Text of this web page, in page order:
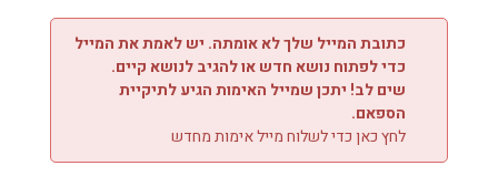
דילוג לתוכן
כתובת המייל שלך לא אומתה. יש לאמת את המייל
כדי לפתוח נושא חדש או להגיב לנושא קיים.
שים לב! יתכן שמייל האימות הגיע לתיקיית
הספאם.
לחץ כאן כדי לשלוח מייל אימות מחדש